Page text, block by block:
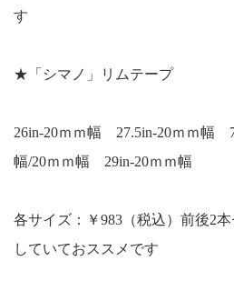
す
★「シマノ」リムテープ
26in-20ｍｍ幅 27.5in-20ｍｍ幅
幅/20ｍｍ幅 29in-20ｍｍ幅
各サイズ：￥983（税込）前後2
していておススメです